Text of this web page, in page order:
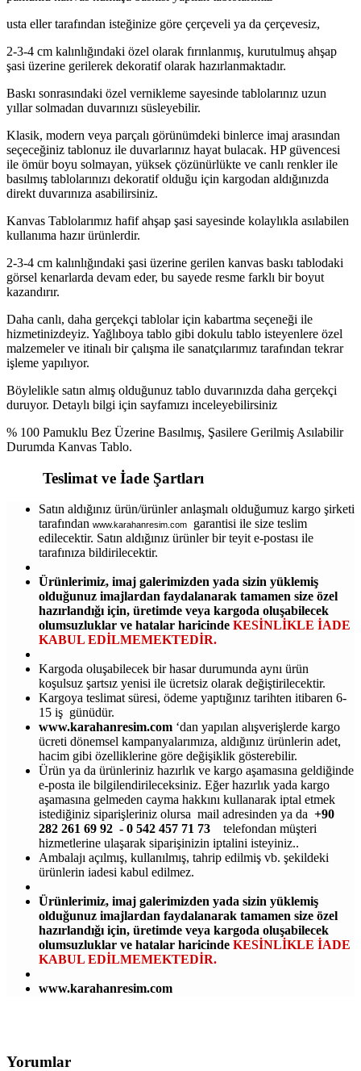
usta eller tarafından isteğinize göre çerçeveli ya da çerçevesiz,
2-3-4 cm kalınlığındaki özel olarak fırınlanmış, kurutulmuş ahşap
şasi üzerine gerilerek dekoratif olarak hazırlanmaktadır.
Baskı sonrasındaki özel vernikleme sayesinde tablolarınız uzun
yıllar solmadan duvarınızı süsleyebilir.
Klasik, modern veya parçalı görünümdeki binlerce imaj arasından
seçeceğiniz tablonuz ile duvarlarınız hayat bulacak. HP güvencesi
ile ömür boyu solmayan, yüksek çözünürlükte ve canlı renkler ile
basılmış tablolarınızı dekoratif olduğu için kargodan aldığınızda
direkt duvarınıza asabilirsiniz.
Kanvas Tablolarımız hafif ahşap şasi sayesinde kolaylıkla asılabilen
kullanıma hazır ürünlerdir.
2-3-4 cm kalınlığındaki şasi üzerine gerilen kanvas baskı tablodaki
görsel kenarlarda devam eder, bu sayede resme farklı bir boyut
kazandırır.
Daha canlı, daha gerçekçi tablolar için kabartma seçeneği ile
hizmetinizdeyiz. Yağlıboya tablo gibi dokulu tablo isteyenlere özel
malzemeler ve itinalı bir çalışma ile sanatçılarımız tarafından tekrar
işleme yapılıyor.
Böylelikle satın almış olduğunuz tablo duvarınızda daha gerçekçi
duruyor. Detaylı bilgi için sayfamızı inceleyebilirsiniz
% 100 Pamuklu Bez Üzerine Basılmış, Şasilere Gerilmiş Asılabilir
Durumda Kanvas Tablo.
Teslimat ve İade Şartları
Satın aldığınız ürün/ürünler anlaşmalı olduğumuz kargo şirketi
tarafından www.karahanresim.com
garantisi ile size teslim
edilecektir. Satın aldığınız ürünler bir teyit e-postası ile
tarafınıza bildirilecektir.
Ürünlerimiz, imaj galerimizden yada sizin yüklemiş
olduğunuz imajlardan faydalanarak tamamen size özel
hazırlandığı için, üretimde veya kargoda oluşabilecek
olumsuzluklar ve hatalar haricinde KESİNLİKLE İADE
KABUL EDİLMEMEKTEDİR.
Kargoda oluşabilecek bir hasar durumunda aynı ürün
koşulsuz şartsız yenisi ile ücretsiz olarak değiştirilecektir.
Kargoya teslimat süresi, ödeme yaptığınız tarihten itibaren 6-
15 iş günüdür.
www.karahanresim.com ‘dan yapılan alışverişlerde kargo
ücreti dönemsel kampanyalarımıza, aldığınız ürünlerin adet,
hacim gibi özelliklerine göre değişiklik gösterebilir.
Ürün ya da ürünleriniz hazırlık ve kargo aşamasına geldiğinde
e-posta ile bilgilendirileceksiniz. Eğer hazırlık yada kargo
aşamasına gelmeden cayma hakkını kullanarak iptal etmek
istediğiniz siparişleriniz olursa mail adresinden ya da +90
282 261 69 92 - 0 542 457 71 73
telefondan müşteri
hizmetlerine ulaşarak siparişinizin iptalini isteyiniz..
Ambalajı açılmış, kullanılmış, tahrip edilmiş vb. şekildeki
ürünlerin iadesi kabul edilmez.
Ürünlerimiz, imaj galerimizden yada sizin yüklemiş
olduğunuz imajlardan faydalanarak tamamen size özel
hazırlandığı için, üretimde veya kargoda oluşabilecek
olumsuzluklar ve hatalar haricinde KESİNLİKLE İADE
KABUL EDİLMEMEKTEDİR.
www.karahanresim.com
Yorumlar